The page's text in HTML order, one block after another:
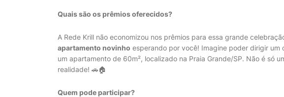
Quais são os prêmios oferecidos?
A Rede Krill não economizou nos prêmios para essa grande
apartamento novinho esperando por você! Imagine poder dirigir um
um apartamento de 60m², localizado na Praia Grande/SP. Não é só
realidade! 🚗🏠
Quem pode participar?